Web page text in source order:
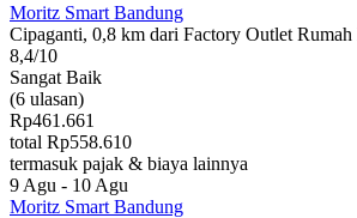
Moritz Smart Bandung
Cipaganti, 0,8 km dari Factory Outlet
8,4/10
Sangat Baik
(6 ulasan)
Rp461.661
total Rp558.610
termasuk pajak & biaya lainnya
9 Agu - 10 Agu
Moritz Smart Bandung